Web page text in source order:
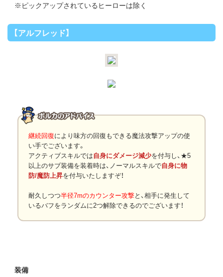
※ピックアップされているヒーローは除く
【アルフレッド】
継続回復により味方の回復もできる魔法攻撃アップの使
い手でございます。
アクティブスキルでは自身にダメージ減少を付与し、★5
以上のサブ装備を装着時は、ノーマルスキルで自身に物
防/魔防上昇を付与いたしますぞ！
耐久しつつ半径7mのカウンター攻撃と、相手に発生して
いるバフをランダムに2つ解除できるのでございます！
装備